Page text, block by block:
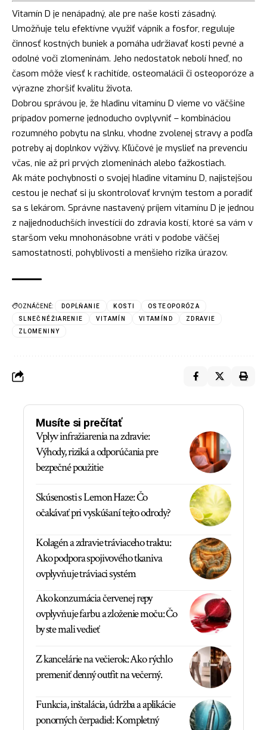
Vitamín D je nenápadný, ale pre naše kosti zásadný.
Umožňuje telu efektívne využiť vápnik a fosfor, reguluje
činnosť kostných buniek a pomáha udržiavať kosti pevné a
odolné voči zlomeninám. Jeho nedostatok nebolí hneď, no
časom môže viesť k rachitíde, osteomalácii či osteoporóze a
výrazne zhoršiť kvalitu života.
Dobrou správou je, že hladinu vitamínu D vieme vo väčšine
prípadov pomerne jednoducho ovplyvniť – kombináciou
rozumného pobytu na slnku, vhodne zvolenej stravy a podľa
potreby aj doplnkov výživy. Kľúčové je myslieť na prevenciu
včas, nie až pri prvých zlomeninách alebo ťažkostiach.
Ak máte pochybnosti o svojej hladine vitamínu D, najistejšou
cestou je nechať si ju skontrolovať krvným testom a poradiť
sa s lekárom. Správne nastavený príjem vitamínu D je jednou
z najjednoduchších investícií do zdravia kostí, ktoré sa vám v
staršom veku mnohonásobne vráti v podobe väčšej
samostatnosti, pohyblivosti a menšieho rizika úrazov.
OZNÁČENÉ: DOPĹŇANIE KOSTI
OSTEOPORÓZA
SLNEČNÉŽIARENIE
VITAMÍN VITAMÍND
ZDRAVIE
ZLOMENINY
Musíte si prečítať
Vplyv infražiarenia na zdravie:
Výhody, riziká a odporúčania pre
bezpečné použitie
Skúsenosti s Lemon Haze: Čo
očakávať pri vyskúšaní tejto odrody?
Kolagén a zdravie tráviaceho traktu:
Ako podpora spojivového tkaniva
ovplyvňuje tráviaci systém
Ako konzumácia červenej repy
ovplyvňuje farbu a zloženie moču: Čo
by ste mali vedieť
Z kancelárie na večierok: Ako rýchlo
premeniť denný outfit na večerný.
Funkcia, inštalácia, údržba a aplikácie
ponorných čerpadiel: Kompletný